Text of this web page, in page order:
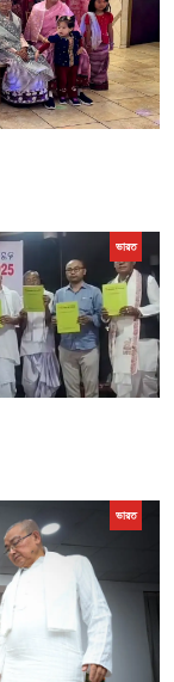
ভারত
ভারত